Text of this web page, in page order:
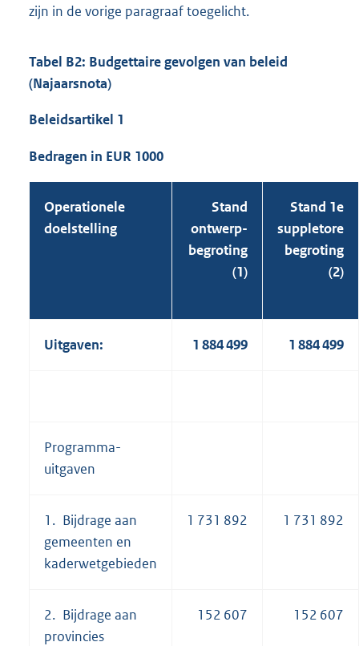
zijn in de vorige paragraaf toegelicht.
Tabel B2: Budgettaire gevolgen van beleid
(Najaarsnota)
Beleidsartikel 1
Bedragen in EUR 1000
Operationele
doelstelling
Stand
ontwerp-
begroting
(1)
Stand 1e
suppletore
begroting
(2)
Uitgaven: 1 884 499 1 884 499
Programma-
uitgaven
1. Bijdrage aan
gemeenten en
kaderwetgebieden
1 731 892 1 731 892
2. Bijdrage aan
provincies
152 607 152 607